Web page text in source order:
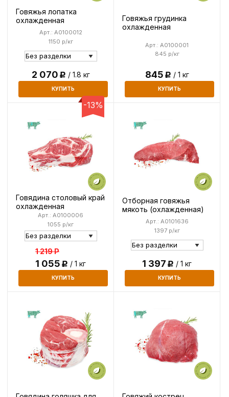
Говяжья лопатка
охлажденная
1150 р/кг
Арт.: A0100012
2 070Р / 1.8 кг
КУПИТЬ
Говяжья грудинка
охлажденная
845 р/кг
Арт.: A0100001
845Р / 1 кг
КУПИТЬ
-13%
Говядина столовый край
охлажденная
1055 р/кг
Арт.: A0100006
1 219Р
1 055Р / 1 кг
КУПИТЬ
Отборная говяжья
мякоть (охлажденная)
1397 р/кг
Арт.: A0101636
1 397Р / 1 кг
КУПИТЬ